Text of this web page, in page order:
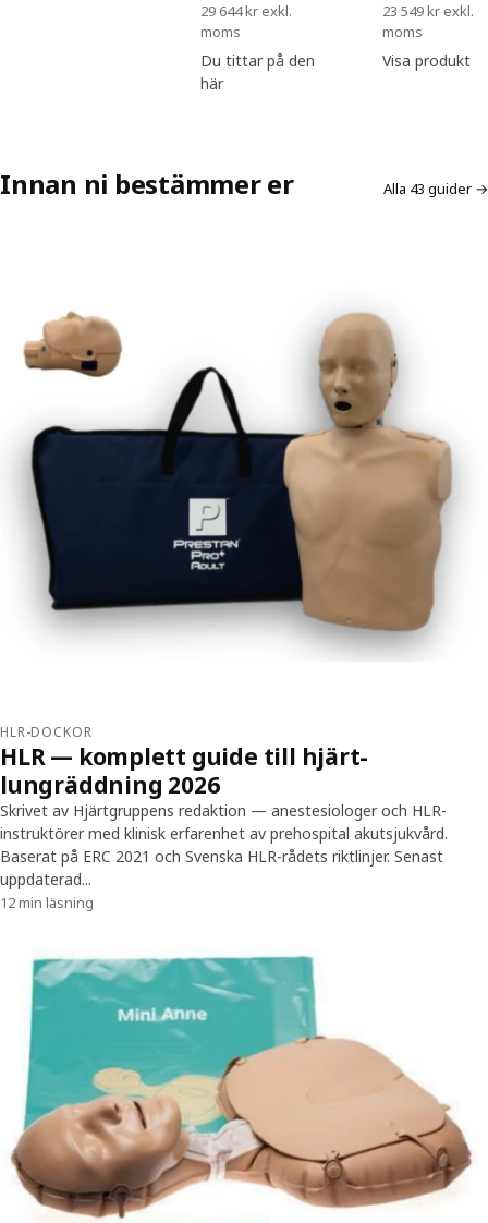
29 644 kr exkl.
moms
Du tittar på den
här
23 549 kr exkl.
moms
Visa produkt
Innan ni bestämmer er Alla 43 guider →
HLR-DOCKOR
HLR — komplett guide till hjärt-
lungräddning 2026
Skrivet av Hjärtgruppens redaktion — anestesiologer och HLR-
instruktörer med klinisk erfarenhet av prehospital akutsjukvård.
Baserat på ERC 2021 och Svenska HLR-rådets riktlinjer. Senast
uppdaterad...
12 min läsning